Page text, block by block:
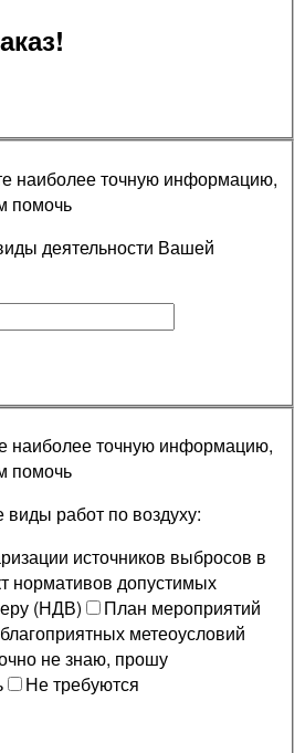
наиболее точную информацию,
помочь
деятельности Вашей
наиболее точную информацию,
помочь
виды работ по воздуху:
источников выбросов в
нормативов допустимых
(НДВ)
План мероприятий
метеоусловий
не знаю, прошу
Не требуются